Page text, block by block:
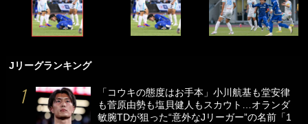
Jリーグランキング
「コウキの態度はお手本」小川航基も堂安律
も菅原由勢も塩貝健人もスカウト…オランダ
敏腕TDが狙った“意外なJリーガー”の名前「1